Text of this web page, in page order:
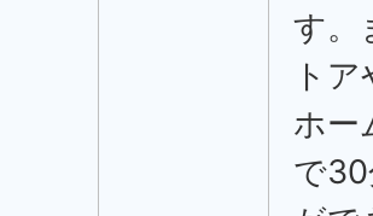
す。
ト
ホー
で